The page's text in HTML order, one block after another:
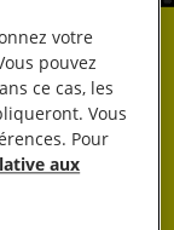
votre
pouvez
ce cas, les
Vous
Pour
aux